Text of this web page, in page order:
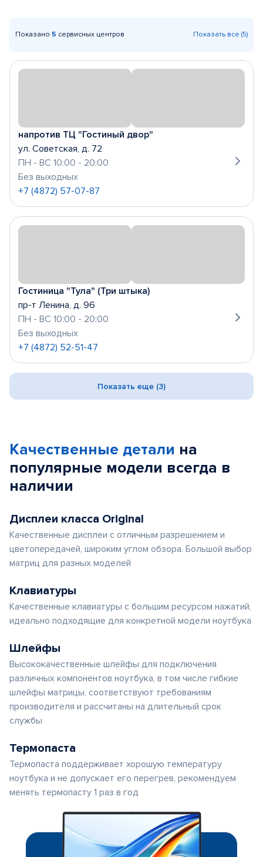
Показано 5 сервисных центров Показать все (5)
напротив ТЦ "Гостиный двор"
ул. Советская, д. 72
ПН - ВС 10:00 - 20:00
Без выходных
+7 (4872) 57-07-87
Гостиница "Тула" (Три штыка)
пр-т Ленина, д. 96
ПН - ВС 10:00 - 20:00
Без выходных
+7 (4872) 52-51-47
Показать еще (3)
Качественные детали на
популярные модели всегда в
наличии
Дисплеи класса Original
Качественные дисплеи с отличным разрешением и
цветопередачей, широким углом обзора. Большой выбор
матриц для разных моделей
Клавиатуры
Качественные клавиатуры с большим ресурсом нажатий,
идеально подходящие для конкретной модели ноутбука
Шлейфы
Высококачественные шлейфы для подключения
различных компонентов ноутбука, в том числе гибкие
шлейфы матрицы, соответствуют требованиям
производителя и рассчитаны на длительный срок
службы
Термопаста
Термопаста поддерживает хорошую температуру
ноутбука и не допускает его перегрев, рекомендуем
менять термопасту 1 раз в год